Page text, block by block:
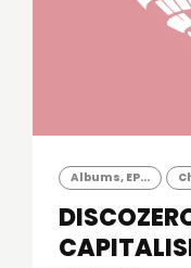
Albums, EP...